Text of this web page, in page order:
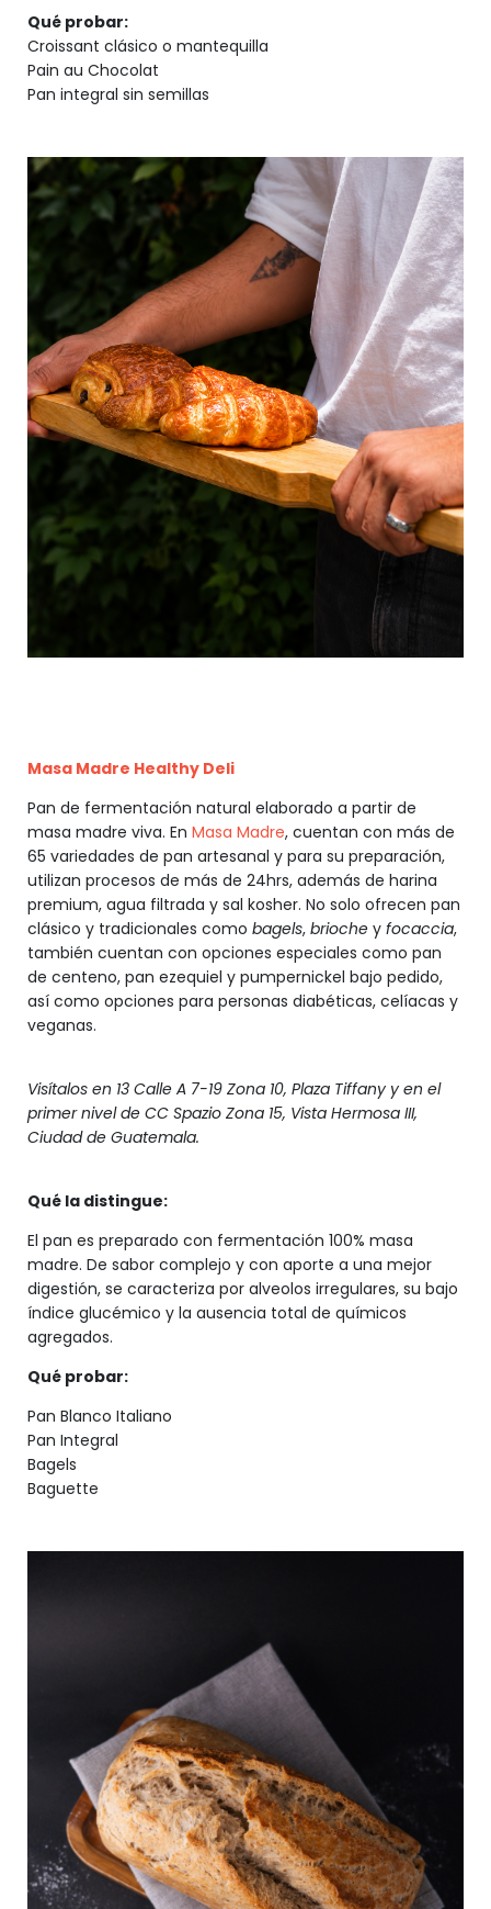
Qué probar:
Croissant clásico o mantequilla
Pain au Chocolat
Pan integral sin semillas
Masa Madre Healthy Deli
Pan de fermentación natural elaborado a partir de
masa madre viva. En Masa Madre, cuentan con más de
65 variedades de pan artesanal y para su preparación,
utilizan procesos de más de 24hrs, además de harina
premium, agua filtrada y sal kosher. No solo ofrecen pan
clásico y tradicionales como bagels, brioche y focaccia,
también cuentan con opciones especiales como pan
de centeno, pan ezequiel y pumpernickel bajo pedido,
así como opciones para personas diabéticas, celíacas y
veganas.
Visítalos en 13 Calle A 7-19 Zona 10, Plaza Tiffany y en el
primer nivel de CC Spazio Zona 15, Vista Hermosa III,
Ciudad de Guatemala.
Qué la distingue:
El pan es preparado con fermentación 100% masa
madre. De sabor complejo y con aporte a una mejor
digestión, se caracteriza por alveolos irregulares, su bajo
índice glucémico y la ausencia total de químicos
agregados.
Qué probar:
Pan Blanco Italiano
Pan Integral
Bagels
Baguette